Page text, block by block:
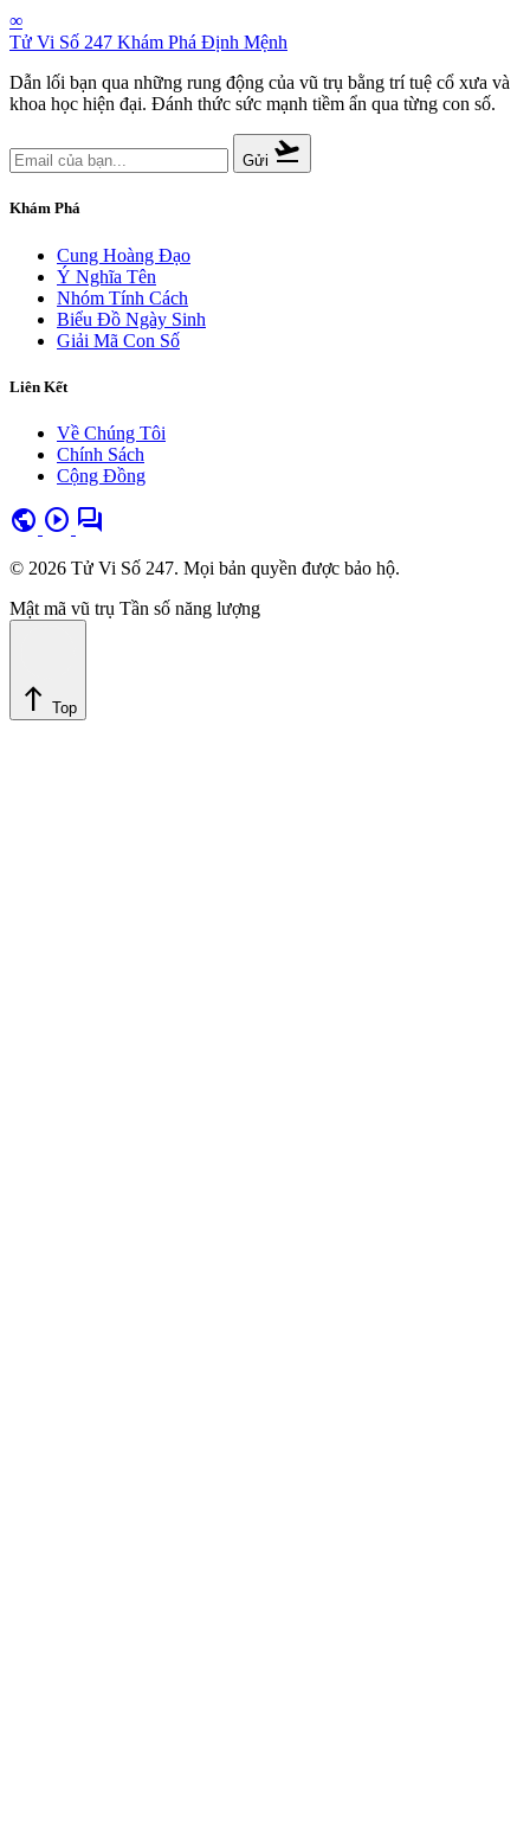
∞
Tử Vi Số 247 Khám Phá Định Mệnh
Dẫn lối bạn qua những rung động của vũ trụ bằng trí tuệ cổ xưa và
khoa học hiện đại. Đánh thức sức mạnh tiềm ẩn qua từng con số.
Gửi flight_takeoff
Khám Phá
Cung Hoàng Đạo
Ý Nghĩa Tên
Nhóm Tính Cách
Biểu Đồ Ngày Sinh
Giải Mã Con Số
Liên Kết
Về Chúng Tôi
Chính Sách
Cộng Đồng
public play_circle forum
© 2026 Tử Vi Số 247. Mọi bản quyền được bảo hộ.
Mật mã vũ trụ Tần số năng lượng
north Top